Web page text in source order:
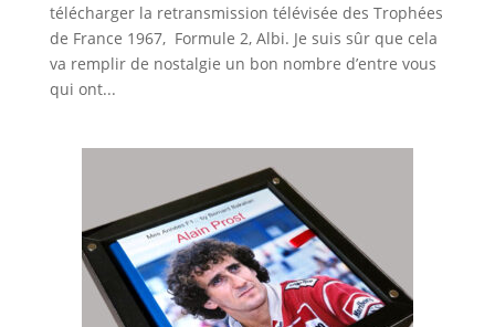
télécharger la retransmission télévisée des Trophées
de France 1967, Formule 2, Albi. Je suis sûr que cela
va remplir de nostalgie un bon nombre d’entre vous
qui ont...